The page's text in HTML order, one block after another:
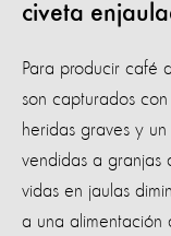
civeta
Para producir café
son capturados
heridas graves y
vendidas a granjas
vidas en jaulas
a una alimentación